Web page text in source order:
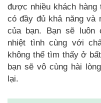
được nhiều khách
có đầy đủ khả năng và
của bạn. Bạn sẽ luôn
nhiệt tình cùng với
không thể tìm thấy ở
bạn sẽ vô cùng hài
lại.